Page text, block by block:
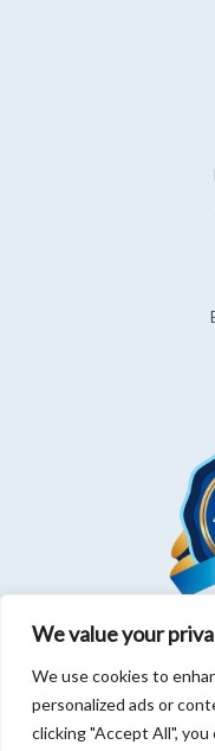
We value your
We use cookies to
personalized ads or
clicking "Accept All",